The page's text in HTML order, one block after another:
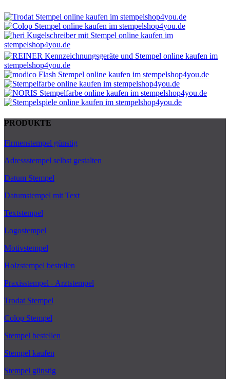
PRODUKTE
Firmenstempel günstig
Adressstempel selbst gestalten
Datum Stempel
Datumstempel mit Text
Textstempel
Logostempel
Motivstempel
Holzstempel bestellen
Praxisstempel - Arztstempel
Trodat Stempel
Colop Stempel
Stempel bestellen
Stempel kaufen
Stempel günstig